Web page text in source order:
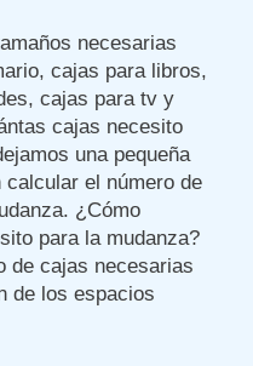
necesarias
cajas para libros,
cajas para tv y
cajas necesito
una pequeña
calcular el número de
¿Cómo
para la mudanza?
de cajas necesarias
de los espacios